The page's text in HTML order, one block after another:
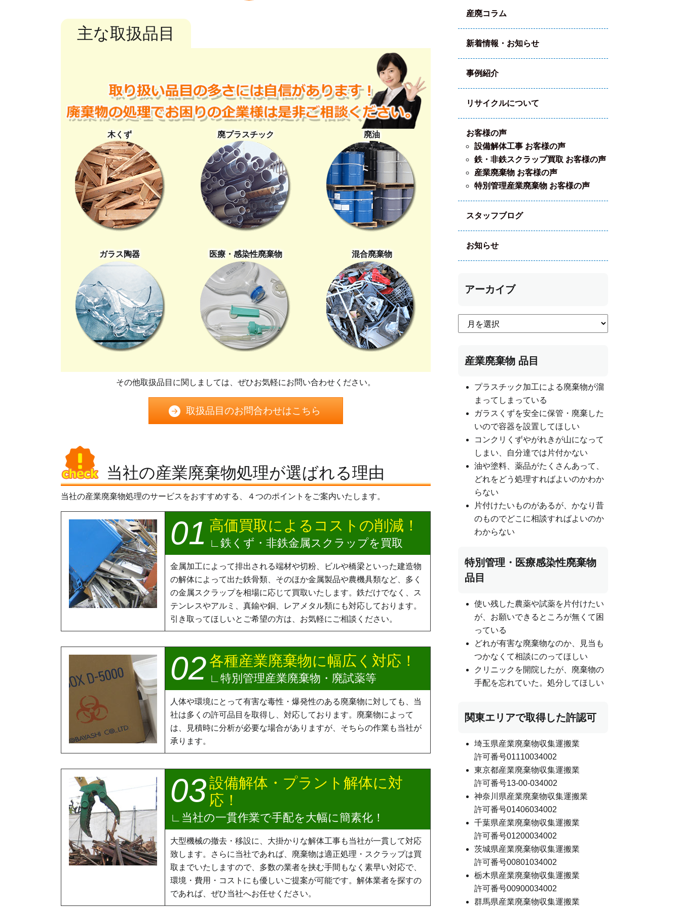
主な取扱品目
木くず 廃プラスチック 廃油
ガラス陶器 医療・感染性廃棄物 混合廃棄物
その他取扱品目に関しましては、ぜひお気軽にお問い合わせください。
取扱品目のお問合わせはこちら
当社の産業廃棄物処理が選ばれる理由
当社の産業廃棄物処理のサービスをおすすめする、４つのポイントをご案内いたします。
高価買取によるコストの削減！
鉄くず・非鉄金属スクラップを買取
金属加工によって排出される端材や切粉、ビルや橋梁といった建造物
の解体によって出た鉄骨類、そのほか金属製品や農機具類など、多く
の金属スクラップを相場に応じて買取いたします。鉄だけでなく、ス
テンレスやアルミ、真鍮や銅、レアメタル類にも対応しております。
引き取ってほしいとご希望の方は、お気軽にご相談ください。
各種産業廃棄物に幅広く対応！
特別管理産業廃棄物・廃試薬等
人体や環境にとって有害な毒性・爆発性のある廃棄物に対しても、当
社は多くの許可品目を取得し、対応しております。廃棄物によって
は、見積時に分析が必要な場合がありますが、そちらの作業も当社が
承ります。
設備解体・プラント解体に対
応！
当社の一貫作業で手配を大幅に簡素化！
大型機械の撤去・移設に、大掛かりな解体工事も当社が一貫して対応
致します。さらに当社であれば、廃棄物は適正処理・スクラップは買
取までいたしますので、多数の業者を挟む手間もなく素早い対応で、
環境・費用・コストにも優しいご提案が可能です。解体業者を探すの
であれば、ぜひ当社へお任せください。
産廃コラム
新着情報・お知らせ
事例紹介
リサイクルについて
お客様の声
設備解体工事 お客様の声
鉄・非鉄スクラップ買取 お客様の声
産業廃棄物 お客様の声
特別管理産業廃棄物 お客様の声
スタッフブログ
お知らせ
アーカイブ
産業廃棄物 品目
プラスチック加工による廃棄物が溜
まってしまっている
ガラスくずを安全に保管・廃棄した
いので容器を設置してほしい
コンクリくずやがれきが山になって
しまい、自分達では片付かない
油や塗料、薬品がたくさんあって、
どれをどう処理すればよいのかわか
らない
片付けたいものがあるが、かなり昔
のものでどこに相談すればよいのか
わからない
特別管理・医療感染性廃棄物
品目
使い残した農薬や試薬を片付けたい
が、お願いできるところが無くて困
っている
どれが有害な廃棄物なのか、見当も
つかなくて相談にのってほしい
クリニックを開院したが、廃棄物の
手配を忘れていた。処分してほしい
関東エリアで取得した許認可
埼玉県産業廃棄物収集運搬業
許可番号01110034002
東京都産業廃棄物収集運搬業
許可番号13-00-034002
神奈川県産業廃棄物収集運搬業
許可番号01406034002
千葉県産業廃棄物収集運搬業
許可番号01200034002
茨城県産業廃棄物収集運搬業
許可番号00801034002
栃木県産業廃棄物収集運搬業
許可番号00900034002
群馬県産業廃棄物収集運搬業